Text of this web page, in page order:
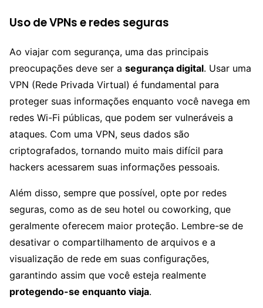
Uso de VPNs e redes seguras
Ao viajar com segurança, uma das principais
preocupações deve ser a segurança digital. Usar uma
VPN (Rede Privada Virtual) é fundamental para
proteger suas informações enquanto você navega em
redes Wi-Fi públicas, que podem ser vulneráveis a
ataques. Com uma VPN, seus dados são
criptografados, tornando muito mais difícil para
hackers acessarem suas informações pessoais.
Além disso, sempre que possível, opte por redes
seguras, como as de seu hotel ou coworking, que
geralmente oferecem maior proteção. Lembre-se de
desativar o compartilhamento de arquivos e a
visualização de rede em suas configurações,
garantindo assim que você esteja realmente
protegendo-se enquanto viaja.